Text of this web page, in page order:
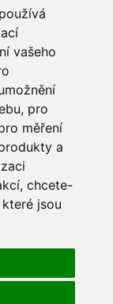
vašeho
, pro
měření
a
, chcete-
jsou